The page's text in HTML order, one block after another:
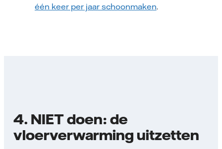
één keer per jaar schoonmaken.
4. NIET doen: de
vloerverwarming uitzetten